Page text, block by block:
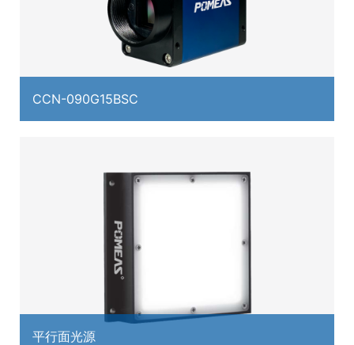
CCN-090G15BSC
平行面光源